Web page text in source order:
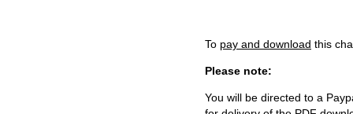
To pay and download this
Please note:
You will be directed to a